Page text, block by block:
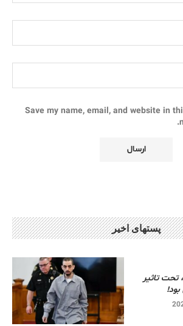
Save my name, email, and website in
پستهای اخیر
تاثیر